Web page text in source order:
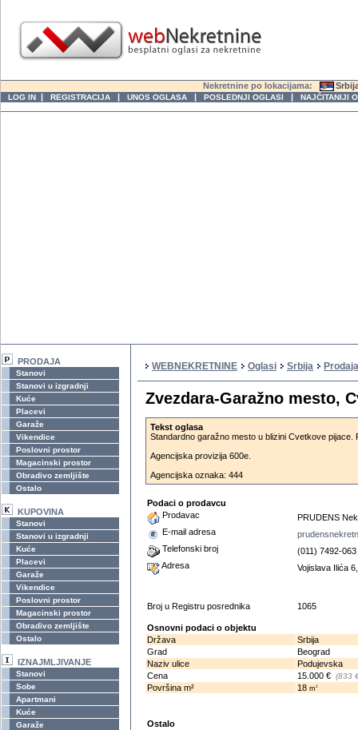
Nekretnine po lokacijama:
LOG IN | REGISTRACIJA | UNOS OGLASA | POSLEDNJI OGLASI | NAJČITANIJI
PRODAJA
Stanovi
Stanovi u izgradnji
Kuće
Placevi
Garaže
Vikendice
Poslovni prostor
Magacinski prostor
Obradivo zemljište
Ostalo
KUPOVINA
Stanovi
Stanovi u izgradnji
Kuće
Placevi
Garaže
Vikendice
Poslovni prostor
Magacinski prostor
Obradivo zemljište
Ostalo
IZNAJMLJIVANJE
Stanovi
Sobe
Apartmani
Kuće
Garaže
WEBNEKRETNINE Oglasi Srbija
Zvezdara-Garažno mesto,
Tekst oglasa
Standardno garažno mesto u blizini Cvetkove
Agencijska provizija 600e.
Agencijska oznaka: 444
Podaci o prodavcu
Prodavac
PRUDENS
E-mail adresa
Telefonski broj
(011) 7492-063
Adresa
Vojislava Ilića
Broj u Registru posrednika 1065
Osnovni podaci o objektu
Država
Srbija
Grad
Beograd
Naziv ulice
Podujevska
Cena
15.000 € (833
Površina m² 18 m2
Ostalo